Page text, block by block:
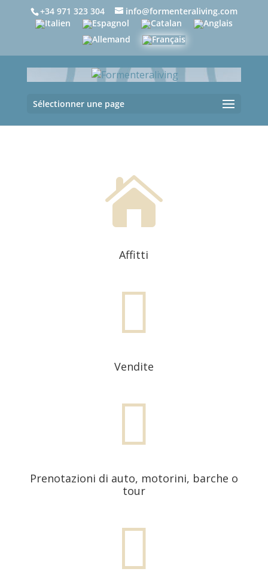
+34 971 323 304 info@formenteraliving.com
Sélectionner une page

Affitti

Vendite

Prenotazioni di auto, motorini, barche o
tour
